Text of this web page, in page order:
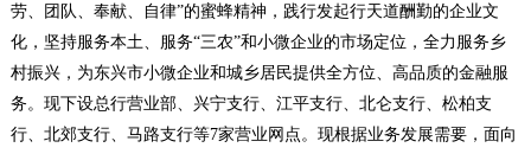
劳、团队、奉献、自律”的蜜蜂精神，践行发起行天道酬勤的企业文
化，坚持服务本土、服务“三农”和小微企业的市场定位，全力服务乡
村振兴，为东兴市小微企业和城乡居民提供全方位、高品质的金融服
务。现下设总行营业部、兴宁支行、江平支行、北仑支行、松柏支
行、北郊支行、马路支行等7家营业网点。现根据业务发展需要，面向